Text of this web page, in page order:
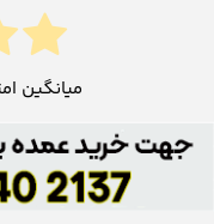
میانگین